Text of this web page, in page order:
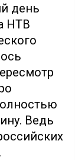
день
НТВ
Ведь